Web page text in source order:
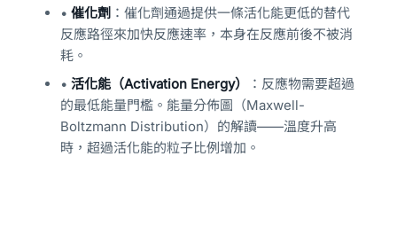
• 催化劑 ：催化劑通過提供一條活化能更低的替代
反應路徑來加快反應速率，本身在反應前後不被消
耗。
• 活化能（Activation Energy）
：反應物需要超過
的最低能量門檻。能量分佈圖（Maxwell-
Boltzmann Distribution）的解讀——溫度升高
時，超過活化能的粒子比例增加。